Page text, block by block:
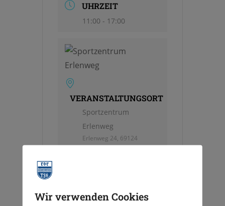
UHRZEIT
11:00 - 17:00
VERANSTALTUNGSORT
Sportzentrum
Erlenweg
Erlenweg 24, 69124
Heidelberg
Wir verwenden Cookies